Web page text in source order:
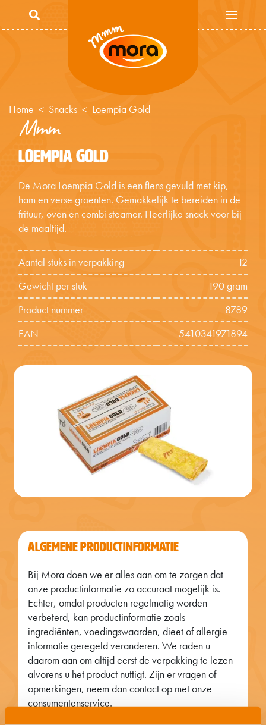
Overslaan en naar de inhoud gaan
Home Snacks Loempia Gold
Mmm
LOEMPIA GOLD
De Mora Loempia Gold is een flens gevuld met kip,
ham en verse groenten. Gemakkelijk te bereiden in de
frituur, oven en combi steamer. Heerlijke snack voor bij
de maaltijd.
Aantal stuks in verpakking
12
Gewicht per stuk
190 gram
Product nummer
8789
EAN
5410341971894
ALGEMENE PRODUCTINFORMATIE
Bij Mora doen we er alles aan om te zorgen dat
onze productinformatie zo accuraat mogelijk is.
Echter, omdat producten regelmatig worden
verbeterd, kan productinformatie zoals
ingrediënten, voedingswaarden, dieet of allergie-
informatie geregeld veranderen. We raden u
daarom aan om altijd eerst de verpakking te lezen
alvorens u het product nuttigt. Zijn er vragen of
opmerkingen, neem dan contact op met onze
consumentenservice.